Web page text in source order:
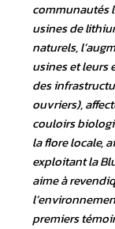
communautés
usines de
naturels,
usines et leurs
des
ouvriers),
couloirs
la flore locale,
exploitant la
aime à
premiers